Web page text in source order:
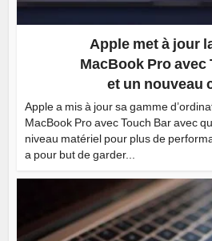
Apple met à jour
MacBook Pro avec
et un nouveau
Apple a mis à jour sa gamme
MacBook Pro avec Touch Bar avec
niveau matériel pour plus de
a pour but de garder...